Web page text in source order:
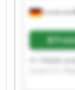
Emskirchen
TRADE-